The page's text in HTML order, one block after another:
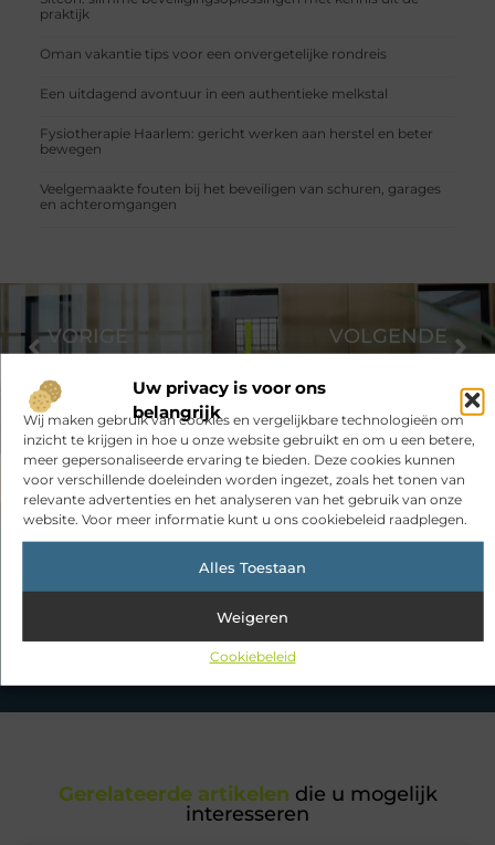
Uw privacy is voor ons
belangrijk
Wij maken gebruik van cookies en vergelijkbare technologieën om
inzicht te krijgen in hoe u onze website gebruikt en om u een betere,
meer gepersonaliseerde ervaring te bieden. Deze cookies kunnen
voor verschillende doeleinden worden ingezet, zoals het tonen van
relevante advertenties en het analyseren van het gebruik van onze
website. Voor meer informatie kunt u ons cookiebeleid raadplegen.
Alles Toestaan
Weigeren
Cookiebeleid
praktijk
Oman vakantie tips voor een onvergetelijke rondreis
Een uitdagend avontuur in een authentieke melkstal
Fysiotherapie Haarlem: gericht werken aan herstel en beter
bewegen
Veelgemaakte fouten bij het beveiligen van schuren, garages
en achteromgangen
Had je deze artikelen al bekeken?
Ontdek de boeiende en interessante verhalen die wij voor je in
onderwerpen en blijf op de hoogte!
VORIGE VOLGENDE
Gerelateerde artikelen die u mogelijk
interesseren